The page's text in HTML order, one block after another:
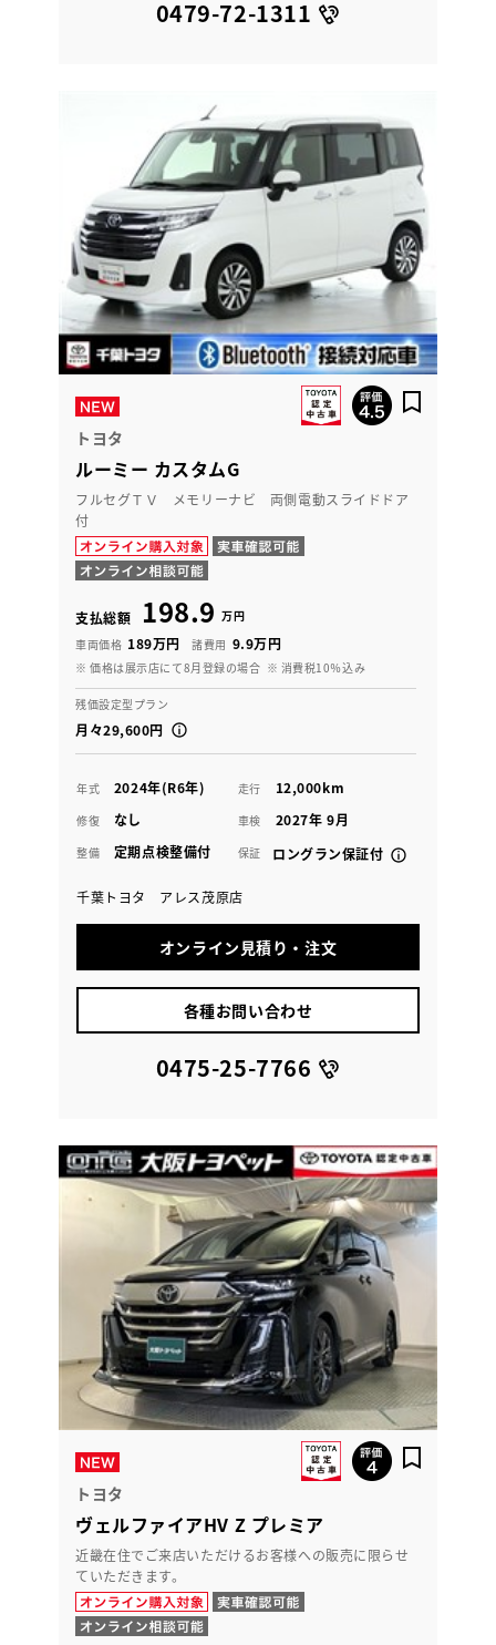
0479-72-1311
トヨタ
ルーミー カスタムG
フルセグＴＶ メモリーナビ 両側電動スライドドア
付
支払総額 198.9 万円
車両価格 189万円 諸費用 9.9万円
※ 価格は展示店にて8月登録の場合 ※ 消費税10％込み
残価設定型プラン
月々29,600円
年式 2024年(R6年) 走行 12,000km
修復 なし 車検 2027年 9月
整備 定期点検整備付 保証 ロングラン保証付
千葉トヨタ アレス茂原店
オンライン見積り・注文
各種お問い合わせ
0475-25-7766
トヨタ
ヴェルファイアHV Z プレミア
近畿在住でご来店いただけるお客様への販売に限らせ
ていただきます。